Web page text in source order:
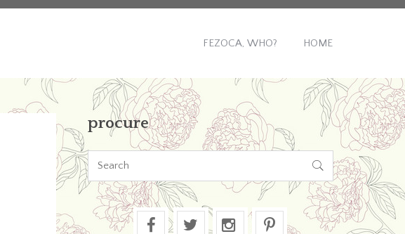
FEZOCA, WHO? HOME
procure
